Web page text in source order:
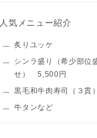
人気メニュー紹介
炙りユッケ
シンラ盛り（希少部位
せ） 5,500円
黒毛和牛肉寿司（３
牛タンなど